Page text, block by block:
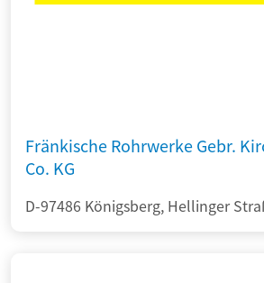
Fränkische Rohrwerke Gebr.
Co. KG
D-97486 Königsberg, Hellinger